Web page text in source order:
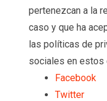
pertenezcan a la
caso y que ha
las políticas de
sociales en estos
Facebook
Twitter